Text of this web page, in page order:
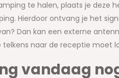
te halen, plaats je deze
Hierdoor ontvang je het
Dan kan een externe
naar de receptie moet
vandaag